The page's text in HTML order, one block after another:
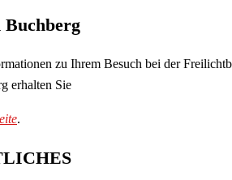
Buchberg
zu Ihrem Besuch bei der
erhalten Sie
.